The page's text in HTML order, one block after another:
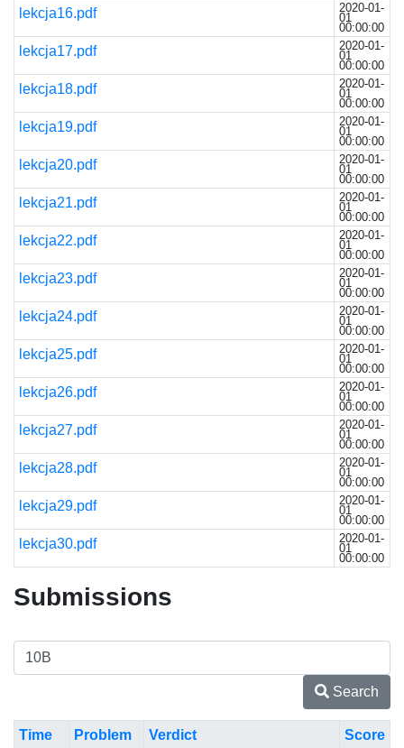
lekcja16.pdf 2020-01-
01
00:00:00
lekcja17.pdf 2020-01-
01
00:00:00
lekcja18.pdf 2020-01-
01
00:00:00
lekcja19.pdf 2020-01-
01
00:00:00
lekcja20.pdf 2020-01-
01
00:00:00
lekcja21.pdf 2020-01-
01
00:00:00
lekcja22.pdf 2020-01-
01
00:00:00
lekcja23.pdf 2020-01-
01
00:00:00
lekcja24.pdf 2020-01-
01
00:00:00
lekcja25.pdf 2020-01-
01
00:00:00
lekcja26.pdf 2020-01-
01
00:00:00
lekcja27.pdf 2020-01-
01
00:00:00
lekcja28.pdf 2020-01-
01
00:00:00
lekcja29.pdf 2020-01-
01
00:00:00
lekcja30.pdf 2020-01-
01
00:00:00
Submissions
Search
Time Problem Verdict Score